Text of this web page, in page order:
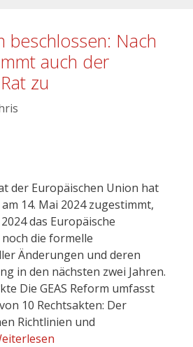
beschlossen: Nach
auch der
zu
der Europäischen Union hat
14. Mai 2024 zugestimmt,
das Europäische
die formelle
Änderungen und deren
in den nächsten zwei Jahren.
Die GEAS Reform umfasst
10 Rechtsakten: Der
Richtlinien und